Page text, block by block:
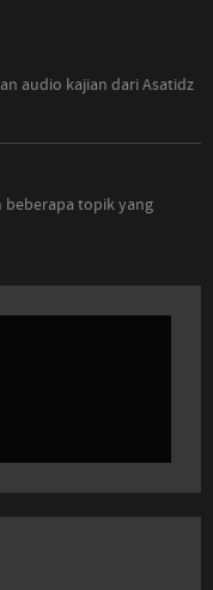
audio kajian dari Asatidz
beberapa topik yang